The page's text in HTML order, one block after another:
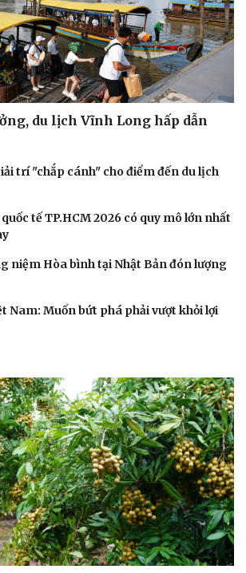
Giải trí
Nghệ sĩ
Thời trang
du lịch Vĩnh Long hấp dẫn
trí "chắp cánh" cho điểm đến du lịch
tế TP.HCM 2026 có quy mô lớn nhất
niệm Hòa bình tại Nhật Bản đón lượng
Nam: Muốn bứt phá phải vượt khỏi lợi